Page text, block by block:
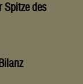
Spitze des